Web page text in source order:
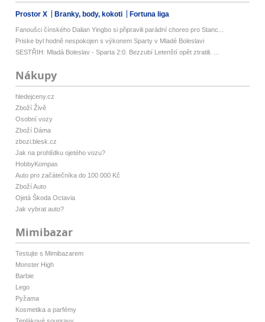
Prostor X Branky, body, kokoti Fortuna liga
Fanoušci čínského Dalian Yingbo si připravili parádní choreo pro Stanc...
Priske byl hodně nespokojen s výkonem Sparty v Mladé Boleslavi
SESTŘIH: Mladá Boleslav - Sparta 2:0. Bezzubí Letenští opět ztratili. ...
Nákupy
hledejceny.cz
Zboží Živě
Osobní vozy
Zboží Dáma
zbozi.blesk.cz
Jak na prohlídku ojetého vozu?
HobbyKompas
Auto pro začátečníka do 100 000 Kč
Zboží Auto
Ojetá Škoda Octavia
Jak vybrat auto?
Mimibazar
Testujte s Mimibazarem
Monster High
Barbie
Lego
Pyžama
Kosmetika a parfémy